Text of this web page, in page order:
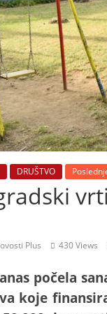
DRUŠTVO
Plus 430 Views
počela
koje